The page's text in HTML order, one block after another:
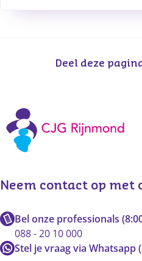
Deel deze
Neem contact op met
Bel onze professionals
088 - 20 10 000
Stel je vraag via Whatsapp